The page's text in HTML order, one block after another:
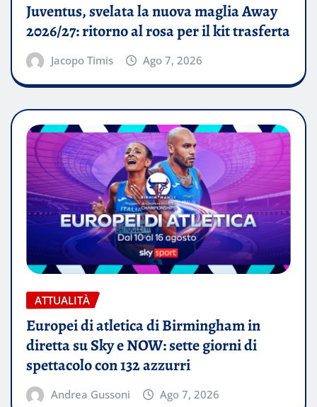
Juventus, svelata la nuova maglia Away
2026/27: ritorno al rosa per il kit trasferta
Jacopo Timis Ago 7, 2026
ATTUALITÀ
Europei di atletica di Birmingham in
diretta su Sky e NOW: sette giorni di
spettacolo con 132 azzurri
Andrea Gussoni Ago 7, 2026